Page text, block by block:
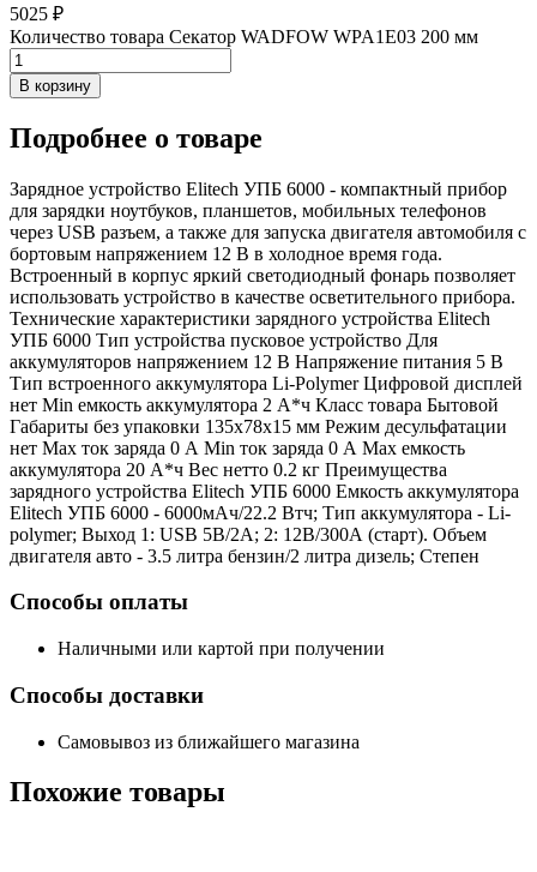
5025 ₽
Количество товара Секатор WADFOW WPA1E03 200 мм
В корзину
Подробнее о товаре
Зарядное устройство Elitech УПБ 6000 - компактный прибор
для зарядки ноутбуков, планшетов, мобильных телефонов
через USB разъем, а также для запуска двигателя автомобиля с
бортовым напряжением 12 В в холодное время года.
Встроенный в корпус яркий светодиодный фонарь позволяет
использовать устройство в качестве осветительного прибора.
Технические характеристики зарядного устройства Elitech
УПБ 6000 Тип устройства пусковое устройство Для
аккумуляторов напряжением 12 В Напряжение питания 5 В
Тип встроенного аккумулятора Li-Polymer Цифровой дисплей
нет Min емкость аккумулятора 2 А*ч Класс товара Бытовой
Габариты без упаковки 135x78x15 мм Режим десульфатации
нет Max ток заряда 0 А Min ток заряда 0 А Max емкость
аккумулятора 20 А*ч Вес нетто 0.2 кг Преимущества
зарядного устройства Elitech УПБ 6000 Емкость аккумулятора
Elitech УПБ 6000 - 6000мАч/22.2 Втч; Тип аккумулятора - Li-
polymer; Выход 1: USB 5В/2А; 2: 12В/300А (старт). Объем
двигателя авто - 3.5 литра бензин/2 литра дизель; Степен
Способы оплаты
Наличными или картой при получении
Способы доставки
Самовывоз из ближайшего магазина
Похожие товары